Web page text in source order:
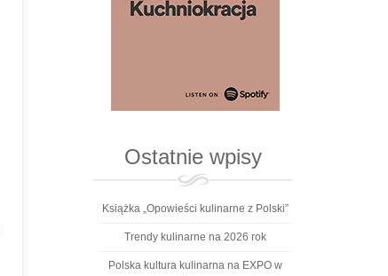
Ostatnie wpisy
Książka „Opowieści kulinarne z Polski”
Trendy kulinarne na 2026 rok
Polska kultura kulinarna na EXPO w